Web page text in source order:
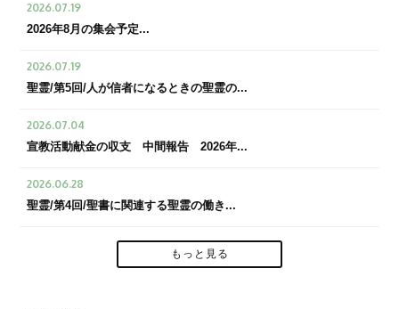
2026.07.19
2026年8月の集会予定...
2026.07.19
聖霊/第5回/人が信者になるときの聖霊の...
2026.07.04
宣教活動献金の収支 中間報告 2026年...
2026.06.28
聖霊/第4回/聖書に関連する聖霊の働き...
もっと見る